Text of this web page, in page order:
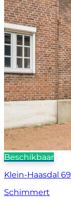
Beschikbaar
Klein-Haasdal 69
Schimmert